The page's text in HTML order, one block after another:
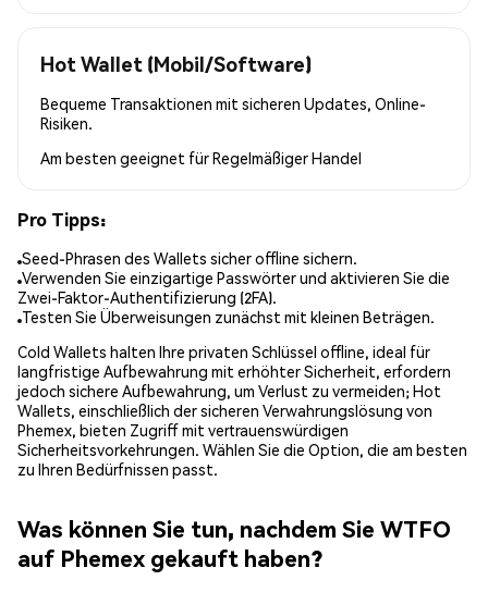
Hot Wallet (Mobil/Software)
Bequeme Transaktionen mit sicheren Updates, Online-
Risiken.
Am besten geeignet fürRegelmäßiger Handel
Pro Tipps:
Seed-Phrasen des Wallets sicher offline sichern.
Verwenden Sie einzigartige Passwörter und aktivieren Sie die
Zwei-Faktor-Authentifizierung (2FA).
Testen Sie Überweisungen zunächst mit kleinen Beträgen.
Cold Wallets halten Ihre privaten Schlüssel offline, ideal für
langfristige Aufbewahrung mit erhöhter Sicherheit, erfordern
jedoch sichere Aufbewahrung, um Verlust zu vermeiden; Hot
Wallets, einschließlich der sicheren Verwahrungslösung von
Phemex, bieten Zugriff mit vertrauenswürdigen
Sicherheitsvorkehrungen. Wählen Sie die Option, die am besten
zu Ihren Bedürfnissen passt.
Was können Sie tun, nachdem Sie WTFO
auf Phemex gekauft haben?